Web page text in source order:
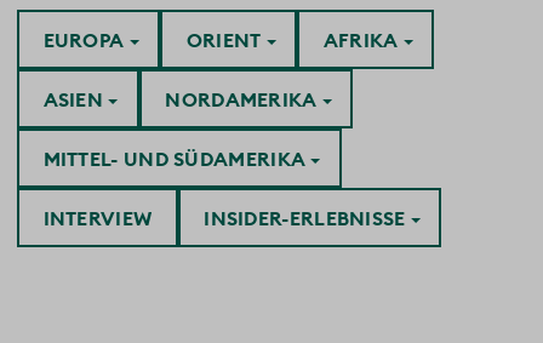
AFRIKA
ASIEN
EUROPA
INSIDER-ERLEBNISSE
INTERVIEW
MITTEL- UND SÜDAMERIKA
NORDAMERIKA
ORIENT